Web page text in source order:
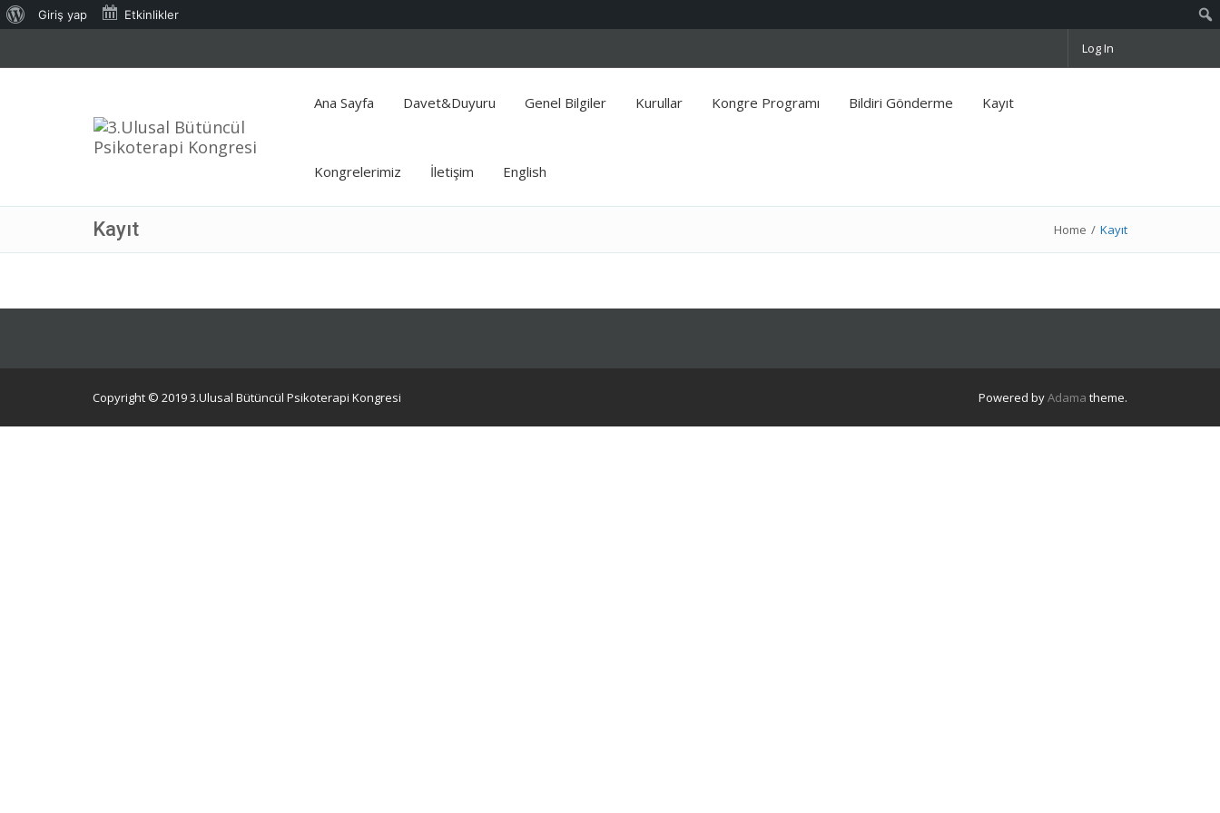
Log In
Ana Sayfa Davet&Duyuru Genel Bilgiler Kurullar Kongre Programı Bildiri Gönderme Kayıt
Kongrelerimiz İletişim English
Kayıt Home / Kayıt
Copyright © 2019 3.Ulusal Bütüncül Psikoterapi Kongresi Powered byAdama theme.
WordPress
Giriş yap Etkinlikler